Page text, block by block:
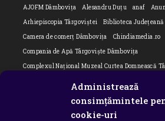
Administrează
consimțămintele
cookie-uri
AJOFM Dâmbovița Alesandru Duțu anaf
Arhiepiscopia Târgoviștei
Biblioteca
Camera de comerț Dâmbovița
Chindiamedia.ro
Compania de Apă Târgoviște Dâmbovița
Complexul Național Muzeal Curtea Domnească
Flori Bungete
intreruperi energie electrica
ipj dambovita